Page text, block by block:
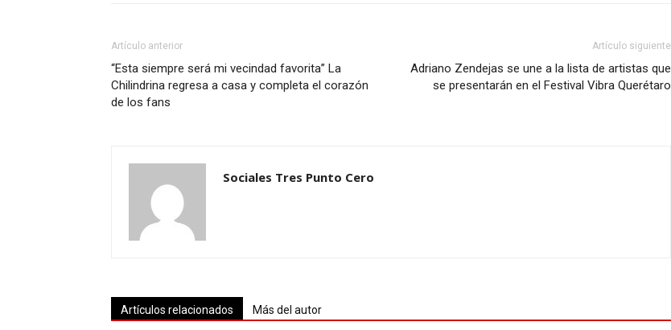
Artículo anterior
“Esta siempre será mi vecindad favorita” La
Chilindrina regresa a casa y completa el corazón
de los fans
Artículo siguiente
Adriano Zendejas se une a la lista de artistas que
se presentarán en el Festival Vibra Querétaro
Sociales Tres Punto Cero
Artículos relacionados Más del autor